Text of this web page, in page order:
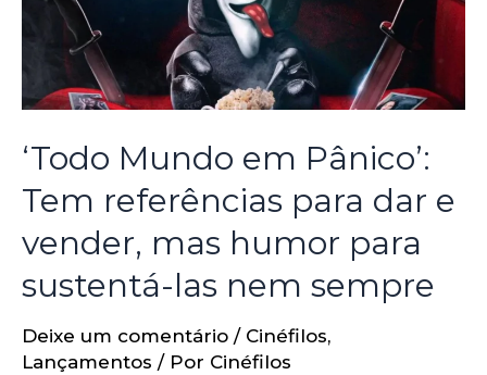
‘Todo Mundo em Pânico’:
Tem referências para dar e
vender, mas humor para
sustentá-las nem sempre
Deixe um comentário / Cinéfilos,
Lançamentos / Por Cinéfilos